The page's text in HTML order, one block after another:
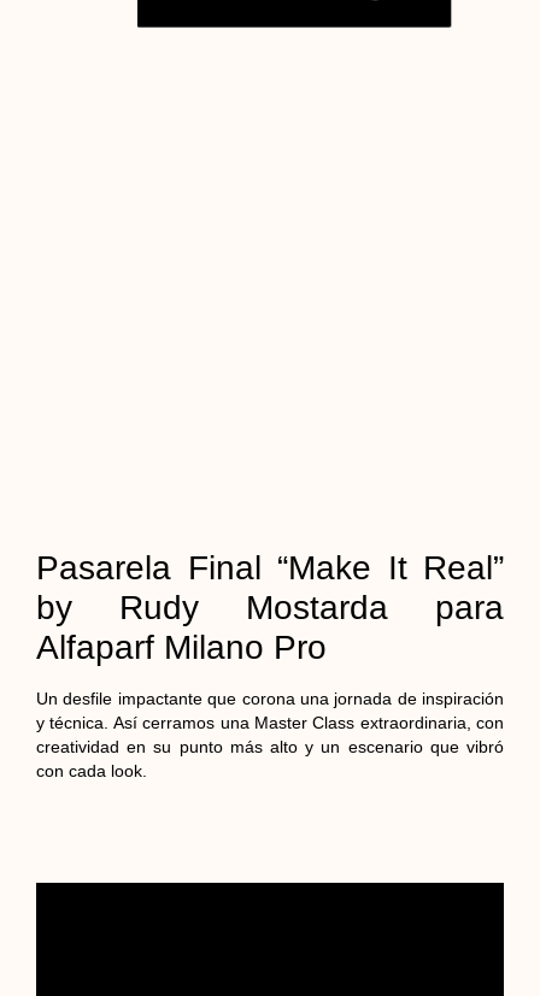
Pasarela Final “Make It Real”
by Rudy Mostarda para
Alfaparf Milano Pro
Un desfile impactante que corona una jornada de inspiración
y técnica. Así cerramos una Master Class extraordinaria, con
creatividad en su punto más alto y un escenario que vibró
con cada look.